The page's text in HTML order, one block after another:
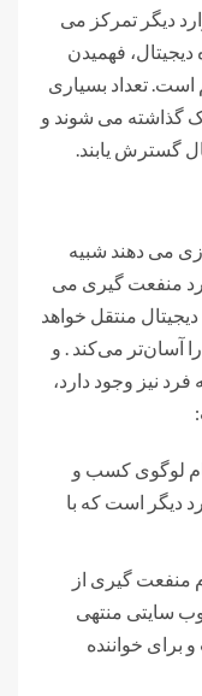
دیگر تمرکز می
فهمیدن
است. تعداد بسیاری
گذاشته می شوند و
گسترش یابند.
می دهند شبیه
منفعت گیری می
منتقل خواهد
آسان‌تر می‌کند . و
نیز وجود دارد،
لوگوی کسب و
دیگر است که با
منفعت گیری از
سایتی منتهی
برای خواننده